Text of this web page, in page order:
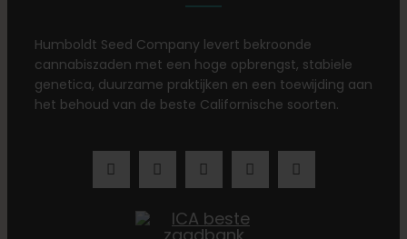
Humboldt Seed Company levert bekroonde
cannabiszaden met een hoge opbrengst, stabiele
genetica, duurzame praktijken en een toewijding aan
het behoud van de beste Californische soorten.